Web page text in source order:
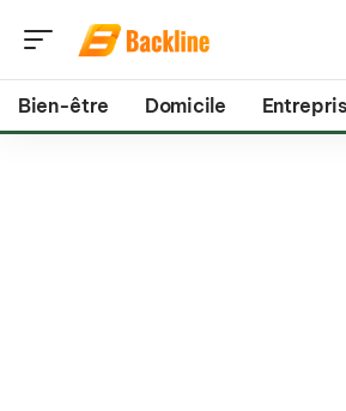
Bien-être Domicile